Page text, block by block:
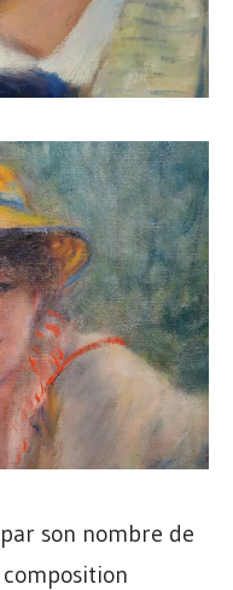
son nombre de